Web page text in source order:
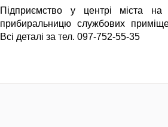
Підприємство у центрі міста на
прибиральницю службових
Всі деталі за тел. 097-752-55-35